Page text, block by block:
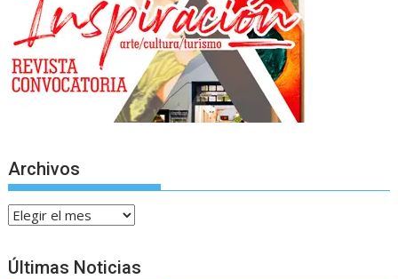
Archivos
Archivos
Últimas Noticias